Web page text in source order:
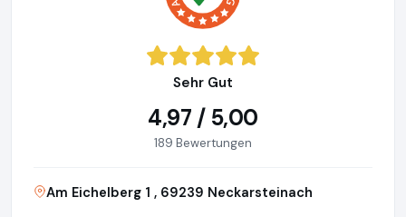
Sehr Gut
4,97 / 5,00
189 Bewertungen
Am Eichelberg 1 , 69239 Neckarsteinach